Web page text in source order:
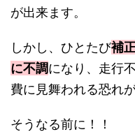
が出来ます。
しかし、ひとたび補
に不調になり、走行
費に見舞われる恐れ
そうなる前に！！